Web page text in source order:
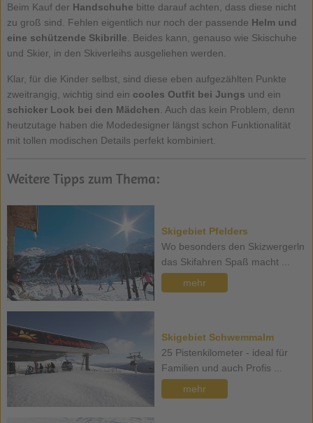
Beim Kauf der Handschuhe bitte darauf achten, dass diese nicht
zu groß sind. Fehlen eigentlich nur noch der passende Helm und
eine schützende Skibrille . Beides kann, genauso wie Skischuhe
und Skier, in den Skiverleihs ausgeliehen werden.
Klar, für die Kinder selbst, sind diese eben aufgezählten Punkte
zweitrangig, wichtig sind ein cooles Outfit bei Jungs und ein
schicker Look bei den Mädchen . Auch das kein Problem, denn
heutzutage haben die Modedesigner längst schon Funktionalität
mit tollen modischen Details perfekt kombiniert.
Weitere Tipps zum Thema:
Skigebiet Pfelders
Wo besonders den Skizwergerln
das Skifahren Spaß macht ...
mehr
Skigebiet Schwemmalm
25 Pistenkilometer - ideal für
Familien und auch Profis ...
mehr